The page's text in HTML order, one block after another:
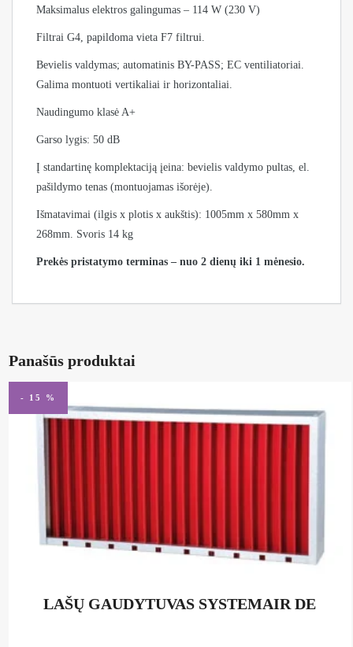
Maksimalus elektros galingumas – 114 W (230 V)
Filtrai G4, papildoma vieta F7 filtrui.
Bevielis valdymas; automatinis BY-PASS; EC ventiliatoriai.
Galima montuoti vertikaliai ir horizontaliai.
Naudingumo klasė A+
Garso lygis: 50 dB
Į standartinę komplektaciją įeina: bevielis valdymo pultas, el.
pašildymo tenas (montuojamas išorėje).
Išmatavimai (ilgis x plotis x aukštis): 1005mm x 580mm x
268mm. Svoris 14 kg
Prekės pristatymo terminas – nuo 2 dienų iki 1 mėnesio.
Panašūs produktai
- 15 %
LAŠŲ GAUDYTUVAS SYSTEMAIR DE